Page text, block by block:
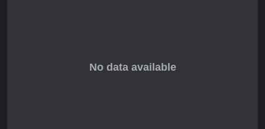
erkunden - ideal zum Üben oder zum entspannten